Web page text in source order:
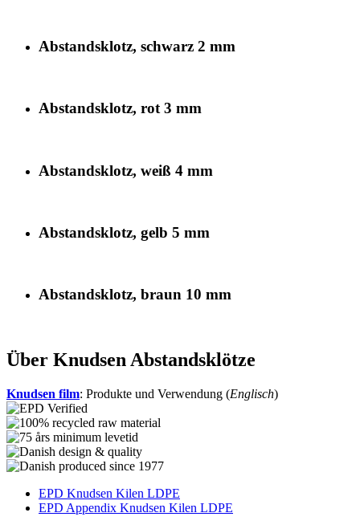
Abstandsklotz, schwarz 2 mm
Abstandsklotz, rot 3 mm
Abstandsklotz, weiß 4 mm
Abstandsklotz, gelb 5 mm
Abstandsklotz, braun 10 mm
Über Knudsen Abstandsklötze
Knudsen film: Produkte und Verwendung (Englisch)
EPD Knudsen Kilen LDPE
EPD Appendix Knudsen Kilen LDPE